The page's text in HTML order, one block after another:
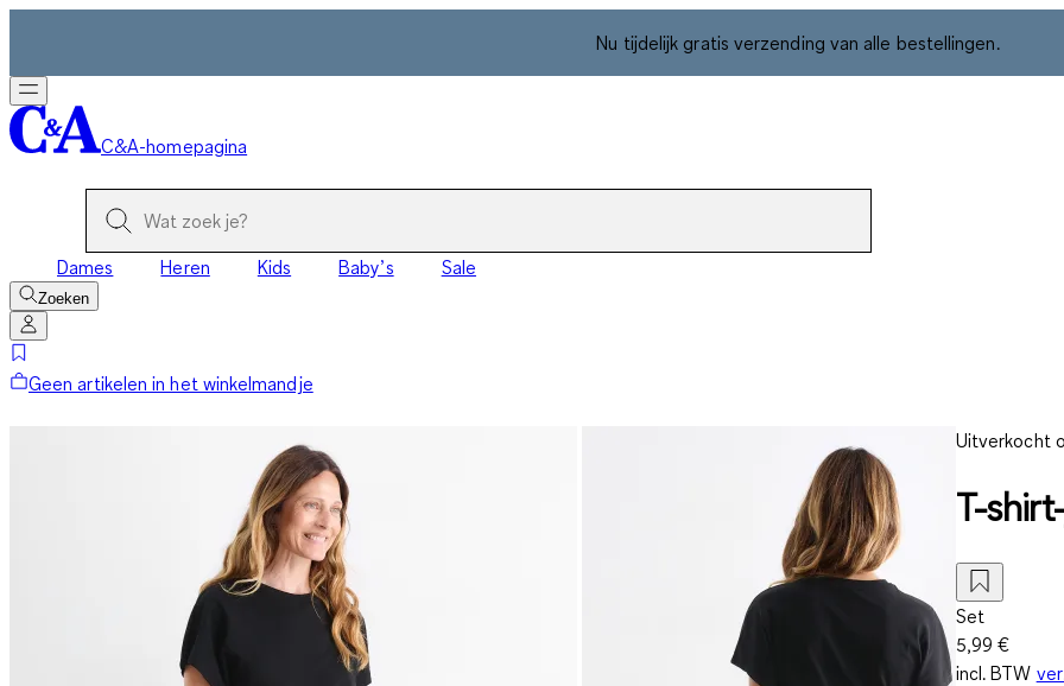
Nu tijdelijk gratis verzending van alle bestellingen.
C&A-homepagina
Dames Heren Kids Baby’s Sale
Zoeken
Geen artikelen in het winkelmandje
Uitverkocht
T-
Set
5,99 €
incl. BTW